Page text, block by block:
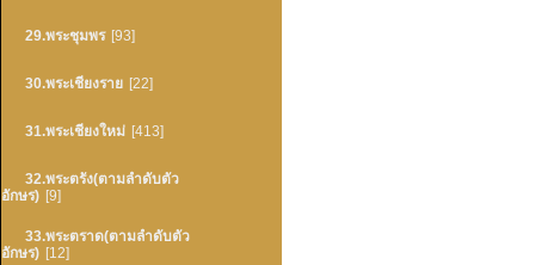
29.พระชุมพร [93]
30.พระเชียงราย [22]
31.พระเชียงใหม่ [413]
32.พระตรัง(ตามลำดับตัว
อักษร) [9]
33.พระตราด(ตามลำดับตัว
อักษร) [12]